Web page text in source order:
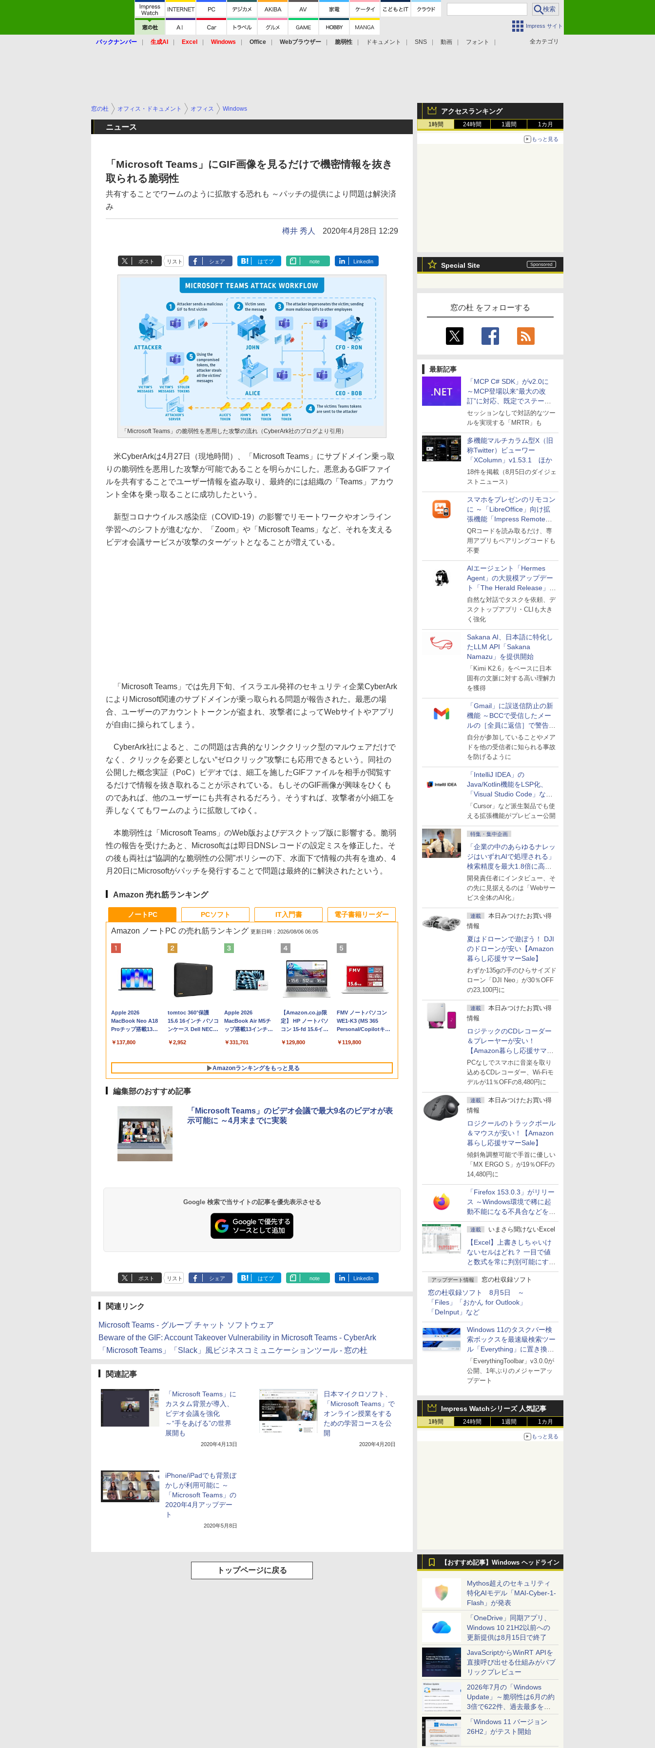
Impress サイト
全カテゴリ
バックナンバー 生成AI Excel Windows Office Webブラウザー 脆弱性 ドキュメント SNS 動画 フォント
アクセスランキング
1時間 24時間 1週間 1カ月
もっと見る
Special Site
窓の杜 をフォローする
最新記事
「MCP C# SDK」がv2.0に
～MCP登場以来“最大の改
訂”に対応、既定でステート
レスへ
セッションなしで対話的なツー
ルを実現する「MRTR」も
多機能マルチカラム型X（旧
称Twitter）ビューワー
「XColumn」v1.53.1 ほか
18件を掲載（8月5日のダイジェ
ストニュース）
スマホをプレゼンのリモコン
に ～「LibreOffice」向け拡
張機能「Impress Remote」
が公開
QRコードを読み取るだけ、専
用アプリもペアリングコードも
不要
AIエージェント「Hermes
Agent」の大規模アップデー
ト「The Herald Release」が
公開
自然な対話でタスクを依頼、デ
スクトップアプリ・CLIも大き
く強化
Sakana AI、日本語に特化し
たLLM API「Sakana
Namazu」を提供開始
「Kimi K2.6」をベースに日本
固有の文脈に対する高い理解力
を獲得
「Gmail」に誤送信防止の新
機能 ～BCCで受信したメー
ルの［全員に返信］で警告を
表示
自分が参加していることやメア
ドを他の受信者に知られる事故
を防げるように
「IntelliJ IDEA」の
Java/Kotlin機能をLSP化、
「Visual Studio Code」など
にも開放
「Cursor」など派生製品でも使
える拡張機能がプレビュー公開
特集・集中企画
「企業の中のあらゆるナレッ
ジはいずれAIで処理される」
検索精度を最大1.8倍に高め
た「GMO AI RAG」は無償の
OSS版で「1社1RAG」を目
指す
開発責任者にインタビュー、そ
の先に見据えるのは「Webサー
ビス全体のAI化」
連載
本日みつけたお買い得
情報
夏はドローンで遊ぼう！ DJI
のドローンが安い【Amazon
暮らし応援サマーSale】
わずか135gの手のひらサイズド
ローン「DJI Neo」が30％OFF
の23,100円に
連載
本日みつけたお買い得
情報
ロジテックのCDレコーダー
＆プレーヤーが安い！
【Amazon暮らし応援サマー
Sale】
PCなしでスマホに音楽を取り
込めるCDレコーダー、Wi-Fiモ
デルが11％OFFの8,480円に
連載
本日みつけたお買い得
情報
ロジクールのトラックボール
＆マウスが安い！【Amazon
暮らし応援サマーSale】
傾斜角調整可能で手首に優しい
「MX ERGO S」が19％OFFの
14,480円に
「Firefox 153.0.3」がリリー
ス ～Windows環境で稀に起
動不能になる不具合などを解
決
連載 いまさら聞けないExcel
【Excel】上書きしちゃいけ
ないセルはどれ？ 一目で値
と数式を常に判別可能にする
方法
アップデート情報 窓の杜収録ソフト
窓の杜収録ソフト 8月5日 ～
「Files」「おかん for Outlook」
「DeInput」など
Windows 11のタスクバー検
索ボックスを最速級検索ツー
ル「Everything」に置き換え
可能に
「EverythingToolbar」v3.0.0が
公開、1年ぶりのメジャーアッ
プデート
Impress Watchシリーズ 人気記事
1時間 24時間 1週間 1カ月
もっと見る
【おすすめ記事】Windows ヘッドライン
Mythos超えのセキュリティ
特化AIモデル「MAI-Cyber-1-
Flash」が発表
「OneDrive」同期アプリ、
Windows 10 21H2以前への
更新提供は8月15日で終了
JavaScriptからWinRT APIを
直接呼び出せる仕組みがパブ
リックプレビュー
2026年7月の「Windows
Update」～脆弱性は6月の約
3倍で622件、過去最多を大
幅に更新
「Windows 11 バージョン
26H2」がテスト開始
窓の杜 オフィス・ドキュメント オフィス Windows
ニュース
「Microsoft Teams」にGIF画像を見るだけで機密情報を抜き
取られる脆弱性
共有することでワームのように拡散する恐れも ～パッチの提供により問題は解決済
み
樽井 秀人 2020年4月28日 12:29
ポスト リスト シェア はてブ note LinkedIn
「Microsoft Teams」の脆弱性を悪用した攻撃の流れ（CyberArk社のブログより引用）
米CyberArkは4月27日（現地時間）、「Microsoft Teams」にサブドメイン乗っ取
りの脆弱性を悪用した攻撃が可能であることを明らかにした。悪意あるGIFファイ
ルを共有することでユーザー情報を盗み取り、最終的には組織の「Teams」アカウ
ント全体を乗っ取ることに成功したという。
新型コロナウイルス感染症（COVID-19）の影響でリモートワークやオンライン
学習へのシフトが進むなか、「Zoom」や「Microsoft Teams」など、それを支える
ビデオ会議サービスが攻撃のターゲットとなることが増えている。
「Microsoft Teams」では先月下旬、イスラエル発祥のセキュリティ企業CyberArk
によりMicrosoft関連のサブドメインが乗っ取られる問題が報告された。最悪の場
合、ユーザーのアカウントトークンが盗まれ、攻撃者によってWebサイトやアプリ
が自由に操られてしまう。
CyberArk社によると、この問題は古典的なリンククリック型のマルウェアだけで
なく、クリックを必要としない“ゼロクリック”攻撃にも応用できるという。同社の
公開した概念実証（PoC）ビデオでは、細工を施したGIFファイルを相手が閲覧す
るだけで情報を抜き取れることが示されている。もしそのGIF画像が興味をひくも
のであれば、他のユーザーにも共有されるだろう。そうすれば、攻撃者が小細工を
弄しなくてもワームのように拡散してゆく。
本脆弱性は「Microsoft Teams」のWeb版およびデスクトップ版に影響する。脆弱
性の報告を受けたあと、Microsoftはは即日DNSレコードの設定ミスを修正した。そ
の後も両社は“協調的な脆弱性の公開”ポリシーの下、水面下で情報の共有を進め、4
月20日にMicrosoftがパッチを発行することで問題は最終的に解決されたという。
Amazon 売れ筋ランキング
ノートPC
Amazon ノートPC の売れ筋ランキング 更新日時：2026/08/06 06:05
Apple 2026
MacBook Neo A18
Proチップ搭載13イ
AIとApple
設計、Liquid Retina
ユニファイドメモ
リ、512GB SSDスト
レージ、1080p
ディゴ
￥137,800
tomtoc 360°保護
15.6 16インチ パソコ
ンケース Dell NEC
dynabook Lenovo
￥2,952
Apple 2026
MacBook Air M5チ
ップ搭載13インチノ
Apple Intelligence、
Retinaディスプレ
イ、24GBユニファイ
ドメモリ、1TB
ルー + 3年延長
AppleCare+ for 13イ
￥331,701
【Amazon.co.jp限
定】 HP ノートパソ
コン 15-fd 15.6イン
512GB SSD インテ
￥129,800
FMV ノートパソコン
WE1-K3 (MS 365
Personal/Copilotキー
型/Core i5/16GB/SSD
FMVWK3E15W_AZ
￥119,800
Amazonランキングをもっと見る
PCソフト
ンゲームコード】 ロ
￥1,300
版|Windows11、
￥39,582
インゲームコード】
ラインコード版
￥3,200
IT入門書
ズ (はぴーイラスト
マニュアル AI副業に
もKindle出版にも！
非エンジニアのため
のAIコーディング入
￥99
フェクトリストと最
￥1,600
電子書籍リーダー
続バッテリー、6イン
書籍リーダー、ブラ
ック、16GB、広告な
￥19,980
るさ自動調整、色調
持続バッテリー、広
告なし、メタリック
ブラック
￥32,980
レイ、色調調節ライ
ッテリー、広告無
し、ブラック (2025
年発売)
￥39,980
編集部のおすすめ記事
「Microsoft Teams」のビデオ会議で最大9名のビデオが表
示可能に ～4月末までに実装
Google 検索で当サイトの記事を優先表示させる
ポスト リスト シェア はてブ note LinkedIn
関連リンク
Microsoft Teams - グループ チャット ソフトウェア
Beware of the GIF: Account Takeover Vulnerability in Microsoft Teams - CyberArk
「Microsoft Teams」「Slack」風ビジネスコミュニケーションツール - 窓の杜
関連記事
「Microsoft Teams」に
カスタム背景が導入、
ビデオ会議を強化
～“手をあげる”の世界
展開も
2020年4月13日
日本マイクロソフト、
「Microsoft Teams」で
オンライン授業をする
ための学習コースを公
開
2020年4月20日
iPhone/iPadでも背景ぼ
かしが利用可能に ～
「Microsoft Teams」の
2020年4月アップデー
ト
2020年5月8日
トップページに戻る